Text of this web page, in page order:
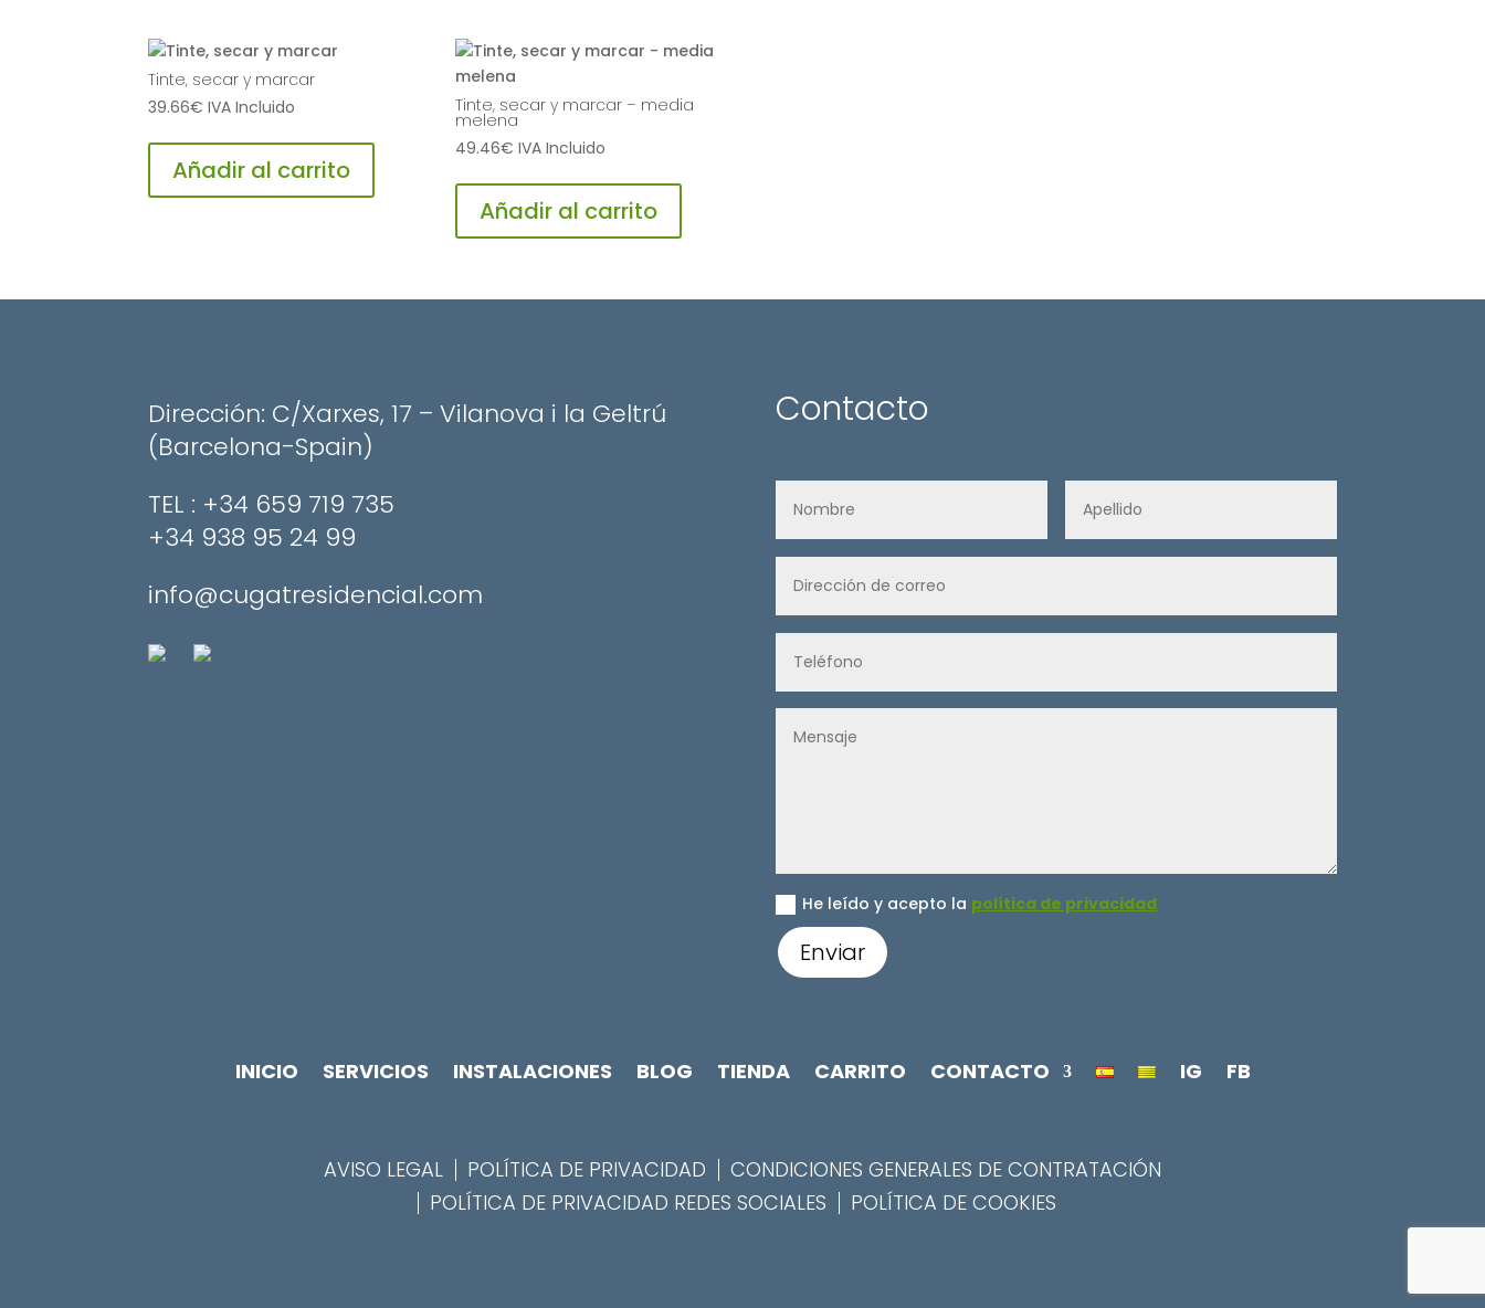
Tinte, secar y marcar
39.66€ IVA Incluido
Añadir al carrito
Tinte, secar y marcar – media
melena
49.46€ IVA Incluido
Añadir al carrito
Dirección: C/Xarxes, 17 – Vilanova i la Geltrú
(Barcelona-Spain)
​TEL : +34 659 719 735
+34 938 95 24 99
info@cugatresidencial.com
Contacto
He leído y acepto la política de privacidad
Enviar
INICIO SERVICIOS INSTALACIONES BLOG TIENDA CARRITO CONTACTO IG FB
AVISO LEGAL POLÍTICA DE PRIVACIDAD
CONDICIONES GENERALES DE CONTRATACIÓN
POLÍTICA DE PRIVACIDAD REDES SOCIALES
POLÍTICA DE COOKIES